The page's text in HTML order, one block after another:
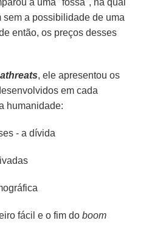
a possibilidade de uma
então, os preços desses
, ele apresentou os
em cada
humanidade:
- a dívida
fácil e o fim doboom